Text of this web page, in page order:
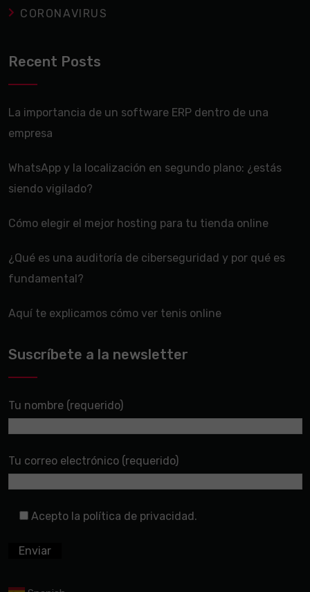
CORONAVIRUS
Recent Posts
La importancia de un software ERP dentro de una
empresa
WhatsApp y la localización en segundo plano: ¿estás
siendo vigilado?
Cómo elegir el mejor hosting para tu tienda online
¿Qué es una auditoría de ciberseguridad y por qué es
fundamental?
Aquí te explicamos cómo ver tenis online
Suscríbete a la newsletter
Tu nombre (requerido)
Tu correo electrónico (requerido)
Acepto la política de privacidad.